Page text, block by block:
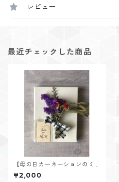
レビュー
最近チェックした商品
【母の日カーネーションのミ
ニスワッグボード】J
¥2,000